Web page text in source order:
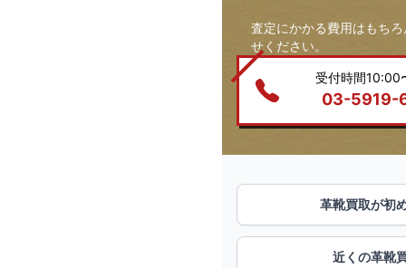
査定にかかる費用はもち
せください。
受付時間10:00
03-5919-
革靴買取が初
近くの革靴